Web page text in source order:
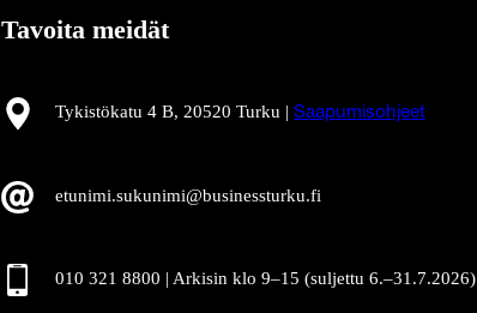
Tavoita meidät
Tykistökatu 4 B, 20520 Turku | Saapumisohjeet
etunimi.sukunimi@businessturku.fi
010 321 8800 | Arkisin klo 9–15 (suljettu 6.–31.7.2026)